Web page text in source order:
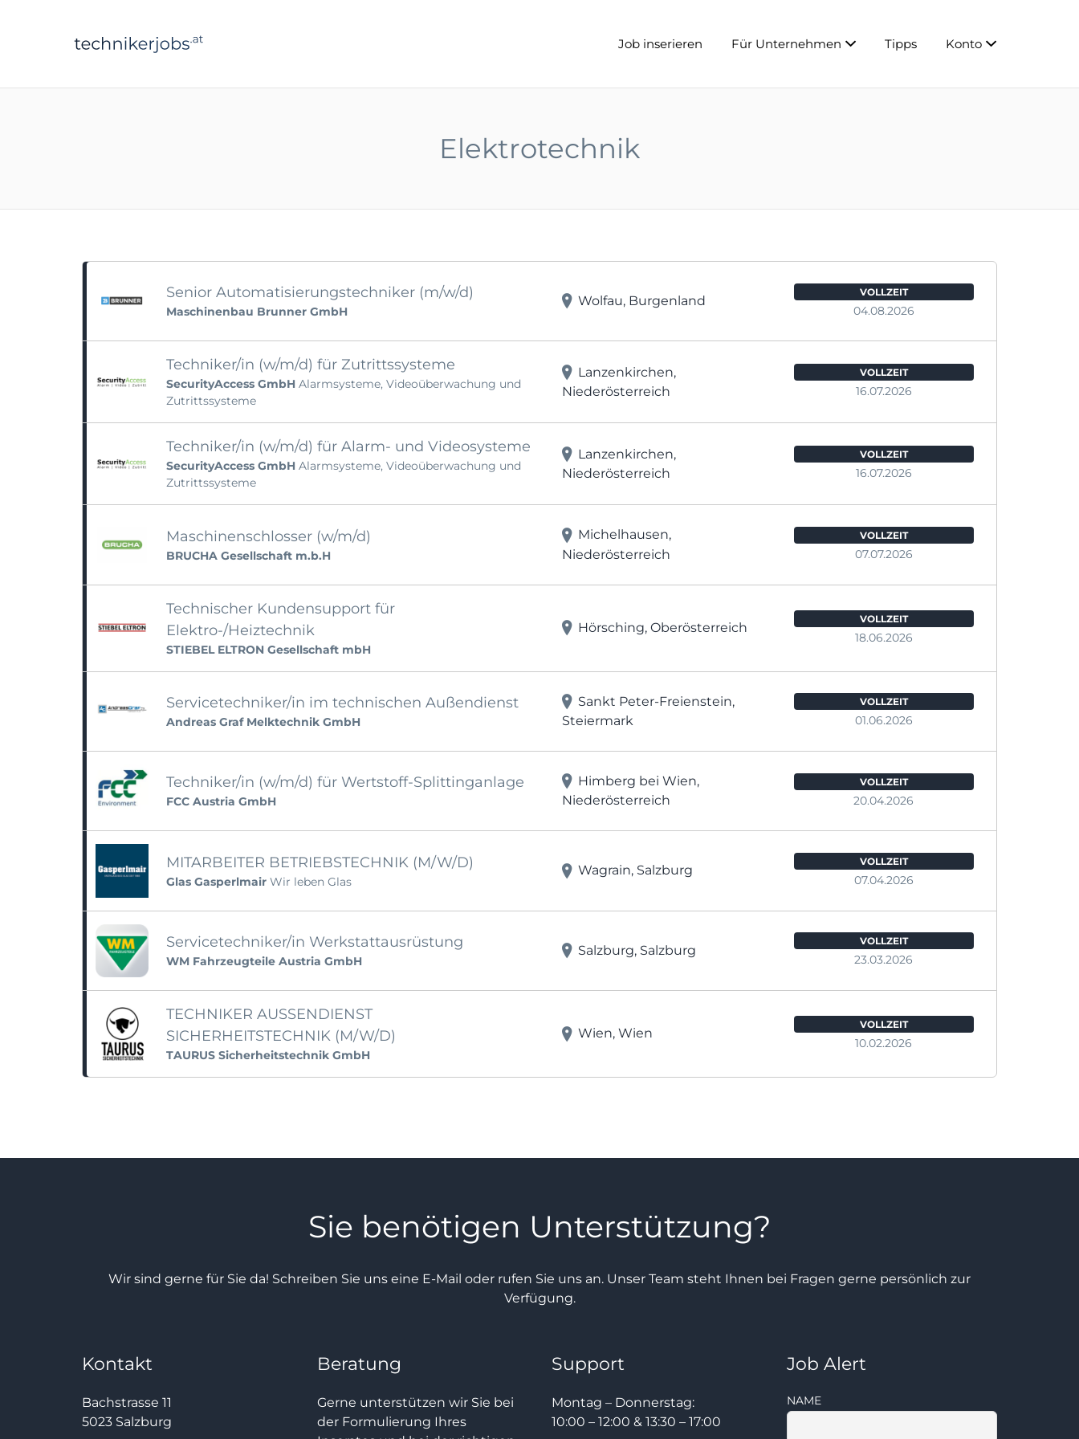
Job inserieren Für Unternehmen Tipps Konto
Elektrotechnik
Senior Automatisierungstechniker (m/w/d)
Maschinenbau Brunner GmbH
Wolfau, Burgenland
VOLLZEIT
04.08.2026
Techniker/in (w/m/d) für Zutrittssysteme
SecurityAccess GmbH Alarmsysteme, Videoüberwachung und
Zutrittssysteme
Lanzenkirchen,
Niederösterreich
VOLLZEIT
16.07.2026
Techniker/in (w/m/d) für Alarm- und Videosysteme
SecurityAccess GmbH Alarmsysteme, Videoüberwachung und
Zutrittssysteme
Lanzenkirchen,
Niederösterreich
VOLLZEIT
16.07.2026
Maschinenschlosser (w/m/d)
BRUCHA Gesellschaft m.b.H
Michelhausen,
Niederösterreich
VOLLZEIT
07.07.2026
Technischer Kundensupport für
Elektro-/Heiztechnik
STIEBEL ELTRON Gesellschaft mbH
Hörsching, Oberösterreich
VOLLZEIT
18.06.2026
Servicetechniker/in im technischen Außendienst
Andreas Graf Melktechnik GmbH
Sankt Peter-Freienstein,
Steiermark
VOLLZEIT
01.06.2026
Techniker/in (w/m/d) für Wertstoff-Splittinganlage
FCC Austria GmbH
Himberg bei Wien,
Niederösterreich
VOLLZEIT
20.04.2026
MITARBEITER BETRIEBSTECHNIK (M/W/D)
Glas Gasperlmair Wir leben Glas
Wagrain, Salzburg
VOLLZEIT
07.04.2026
Servicetechniker/in Werkstattausrüstung
WM Fahrzeugteile Austria GmbH
Salzburg, Salzburg
VOLLZEIT
23.03.2026
TECHNIKER AUSSENDIENST
SICHERHEITSTECHNIK (M/W/D)
TAURUS Sicherheitstechnik GmbH
Wien, Wien
VOLLZEIT
10.02.2026
Sie benötigen Unterstützung?
Wir sind gerne für Sie da! Schreiben Sie uns eine E-Mail oder rufen Sie uns an. Unser Team steht Ihnen bei Fragen gerne persönlich zur
Verfügung.
Kontakt
Bachstrasse 11
5023 Salzburg
Beratung
Gerne unterstützen wir Sie bei
der Formulierung Ihres
Support
Montag – Donnerstag:
10:00 – 12:00 & 13:30 – 17:00
Job Alert
NAME